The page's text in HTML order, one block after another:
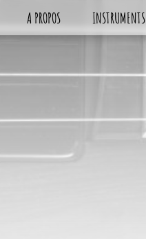
A PROPOS INSTRUMENTS